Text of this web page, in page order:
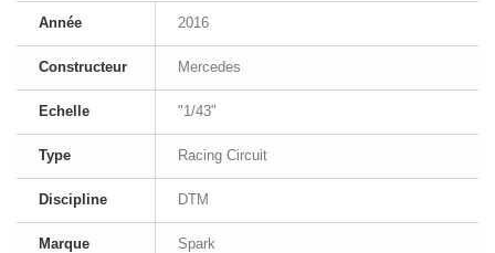
Année 2016
Constructeur Mercedes
Echelle "1/43"
Type Racing Circuit
Discipline DTM
Marque Spark